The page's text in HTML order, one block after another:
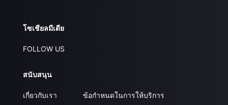
โซเชียลมีเดีย
FOLLOW US
สนับสนุน
เกี่ยวกับเรา
ข้อกำหนดในการให้บริการ